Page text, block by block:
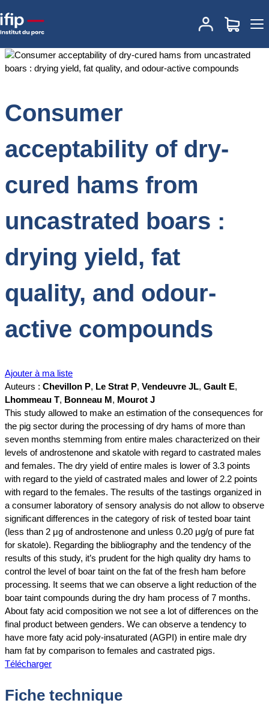
Accueil
Consumer acceptability of dry-cured
hams from uncastrated boars : drying yield, fat quality, and odour-
Consumer
acceptability of dry-
cured hams from
uncastrated boars :
drying yield, fat
quality, and odour-
active compounds
Ajouter à ma liste
Auteurs : Chevillon P, Le Strat P, Vendeuvre JL, Gault E,
Lhommeau T, Bonneau M, Mourot J
This study allowed to make an estimation of the consequences for
the pig sector during the processing of dry hams of more than
seven months stemming from entire males characterized on their
levels of androstenone and skatole with regard to castrated males
and females. The dry yield of entire males is lower of 3.3 points
with regard to the yield of castrated males and lower of 2.2 points
with regard to the females. The results of the tastings organized in
a consumer laboratory of sensory analysis do not allow to observe
significant differences in the category of risk of tested boar taint
(less than 2 μg of androstenone and unless 0.20 μg/g of pure fat
for skatole). Regarding the bibliography and the tendency of the
results of this study, it’s prudent for the high quality dry hams to
control the level of boar taint on the fat of the fresh ham before
processing. It seems that we can observe a light reduction of the
boar taint compounds during the dry ham process of 7 months.
About faty acid composition we not see a lot of differences on the
final product between genders. We can observe a tendency to
have more faty acid poly-insaturated (AGPI) in entire male dry
ham fat by comparison to females and castrated pigs.
Télécharger
Fiche technique